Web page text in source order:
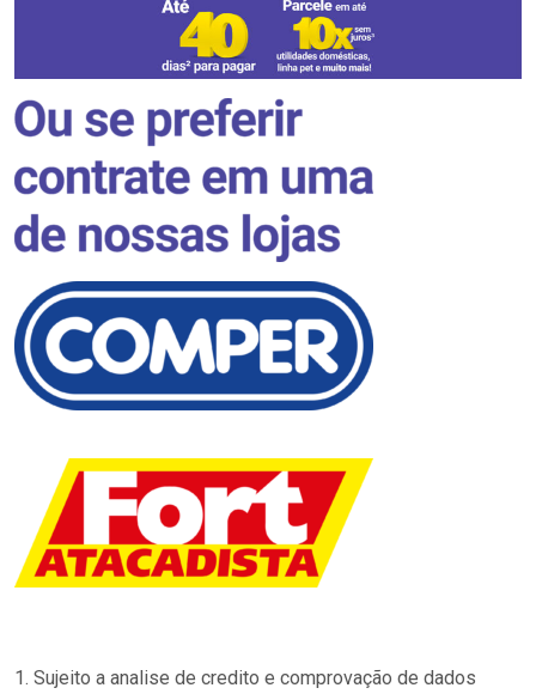
1. Sujeito a analise de credito e comprovação de dados